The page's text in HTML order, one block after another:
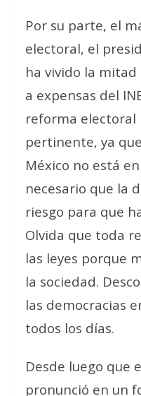
Por su parte, el
electoral, el
ha vivido la
a expensas del
reforma electoral
pertinente, ya
México no está
necesario que la
riesgo para que
Olvida que toda
las leyes porque
la sociedad.
las democracias
todos los días.
Desde luego que
pronunció en un